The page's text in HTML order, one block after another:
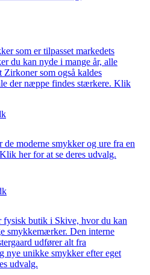
som er tilpasset markedets
du kan nyde i mange år, alle
Zirkoner som også kaldes
der næppe findes stærkere. Klik
moderne smykker og ure fra en
her for at se deres udvalg.
fysisk butik i Skive, hvor du kan
smykkemærker. Den interne
udfører alt fra
nye unikke smykker efter eget
udvalg.